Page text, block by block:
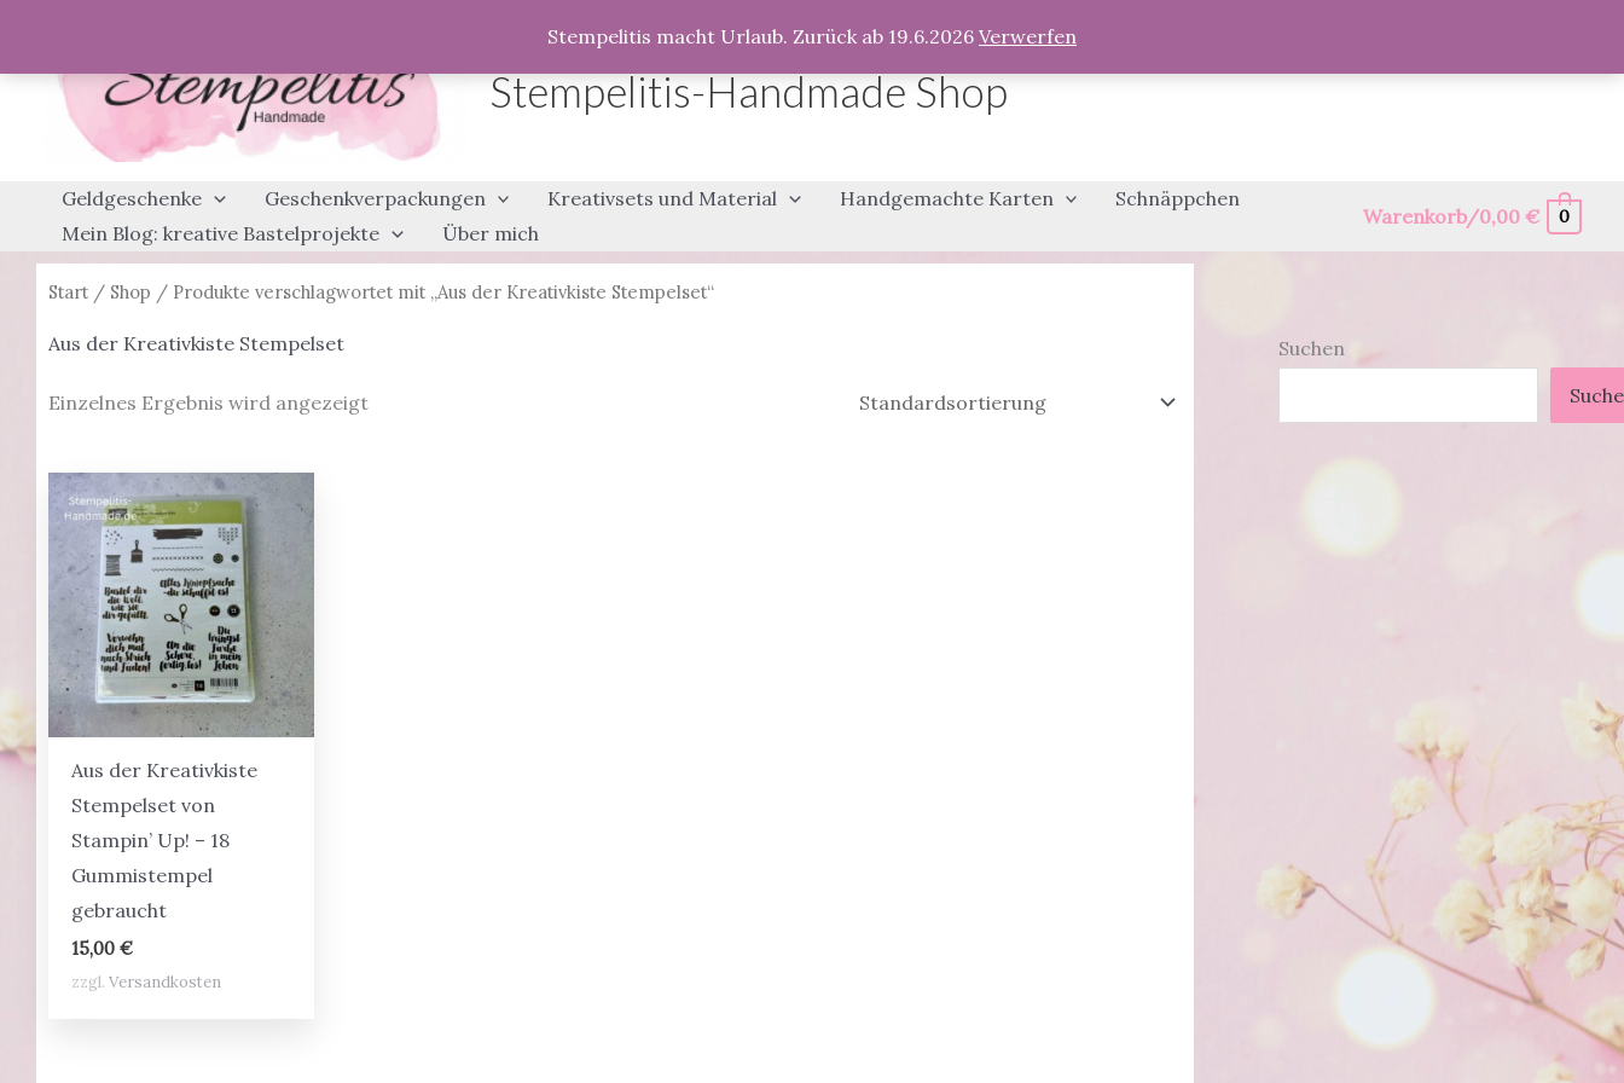
Stempelitis macht Urlaub. Zurück ab 19.6.2026 Verwerfen
springen
Stempelitis-Handmade Shop
Geldgeschenke Geschenkverpackungen Kreativsets und Material Handgemachte Karten
Schnäppchen
Mein Blog: kreative Bastelprojekte
Über mich
Warenkorb/0,00€ 0
Start / Shop / Produkte verschlagwortet mit „Aus der Kreativkiste Stempelset“
Aus der Kreativkiste Stempelset
Einzelnes Ergebnis wird angezeigt
Aus der Kreativkiste
Stempelset von
Stampin’ Up! – 18
Gummistempel
gebraucht
15,00€
zzgl.Versandkosten
Suchen